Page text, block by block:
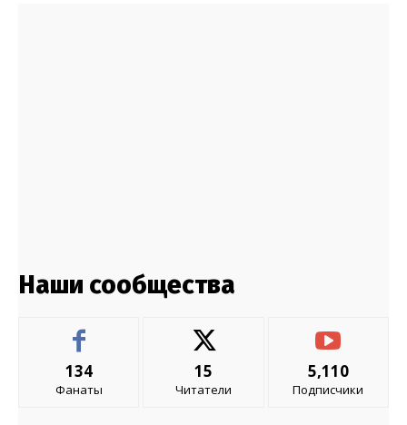
Наши сообщества
134
Фанаты
15
Читатели
5,110
Подписчики